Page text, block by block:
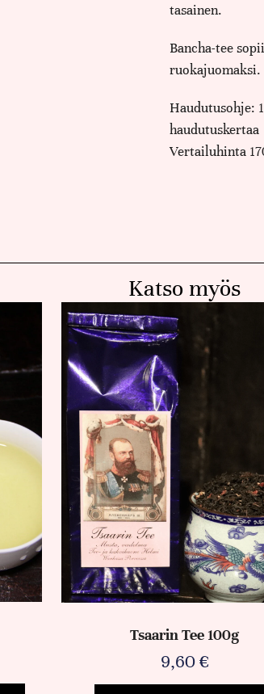
tasainen.
Bancha-tee
ruokajuomaksi.
Haudutusohje:
haudutuskertaa
Vertailuhinta
Katso myös
Tsaarin Tee 100g
9,60€